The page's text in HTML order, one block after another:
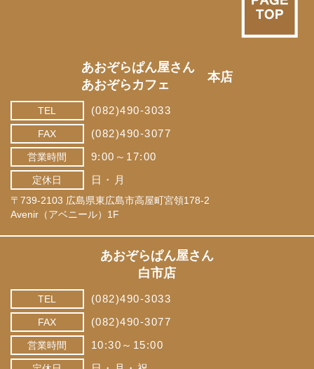
あおぞらぱん屋さん
本店
あおぞらカフェ
TEL (082)490-3033
FAX (082)490-3077
営業時間 9:00～17:00
定休日 日・月
〒739-2103 広島県東広島市高屋町宮領178-2
Avenir（アベニール）1F
あおぞらぱん屋さん
白市店
TEL (082)490-3033
FAX (082)490-3077
営業時間 10:30～15:00